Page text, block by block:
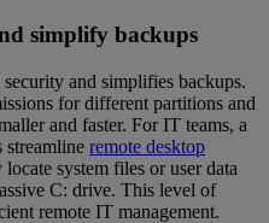
simplify backups
and simplifies backups.
for different partitions and
and faster. For IT teams, a
streamline remote desktop
system files or user data
C: drive. This level of
remote IT management.